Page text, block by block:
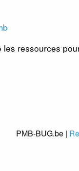
ressources
PMB-BUG.be |